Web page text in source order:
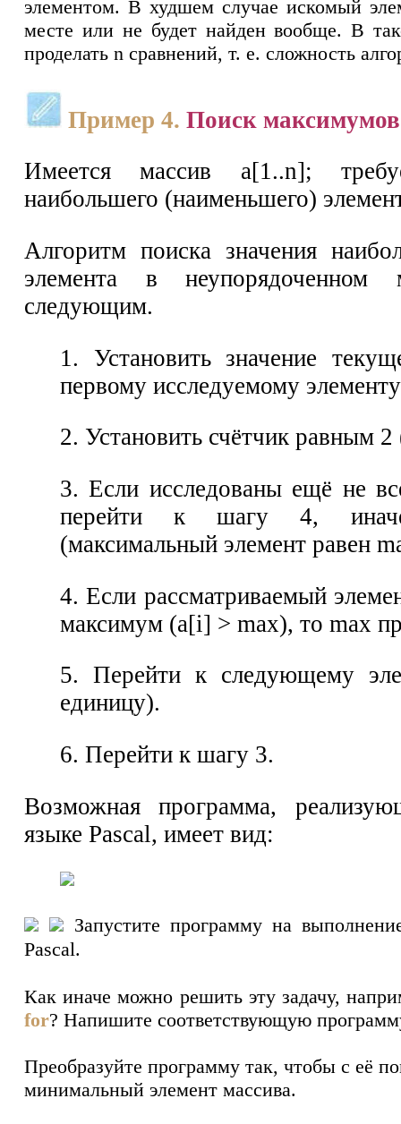
элементом. В худшем случае искомый
месте или не будет найден вообще. В
проделать n сравнений, т. е. сложность
Пример 4. Поиск
Имеется массив а[1..n];
наибольшего (наименьшего)
Алгоритм поиска значения
элемента в
следующим.
1. Установить значение
первому исследуемому
2. Установить счётчик равным
3. Если исследованы ещё не
перейти к шагу 4,
(максимальный элемент равен
4. Если рассматриваемый
максимум (a[i] > max), то max
5. Перейти к следующему
единицу).
6. Перейти к шагу 3.
Возможная программа,
языке Pascal, имеет вид:
Запустите программу на
Pascal.
Как иначе можно решить эту задачу,
for? Напишите соответствующую
Преобразуйте программу так, чтобы с её
минимальный элемент массива.